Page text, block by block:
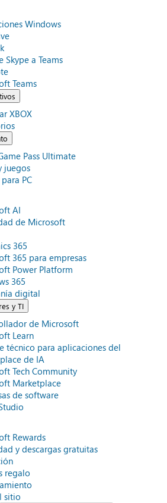
Windows
Skype a Teams
Teams
XBOX
Pass Ultimate
juegos
PC
AI
de Microsoft
365
365 para empresas
Power Platform
365
digital
y TI
de Microsoft
Learn
técnico para aplicaciones del
de IA
Tech Community
Marketplace
de software
Rewards
y descargas gratuitas
regalo
sitio